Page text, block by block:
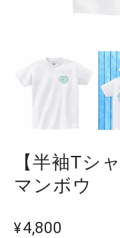
【半袖Tシ
マンボウ
¥4,800